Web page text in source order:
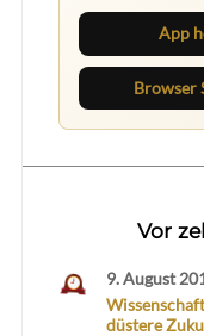
direkt im
App
Browser
Vor
9. August
düstere